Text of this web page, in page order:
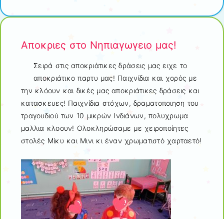
Αποκριες στο Νηπιαγωγειο μας!
Σειρά στις αποκριάτικες δράσεις μας ειχε το
αποκριάτικο παρτυ μας! Παιχνίδια και χορός με
την κλόουν και δικές μας αποκριάτικες δράσεις και
κατασκευες! Παιχνίδια στόχων, δραματοποιηση του
τραγουδιού των 10 μικρών Ινδιάνων, πολυχρωμα
μαλλια κλοουν! Ολοκληρώσαμε με χειροποίητες
στολές Μίκυ και Μινι κι έναν χρωματιστό χαρταετό!